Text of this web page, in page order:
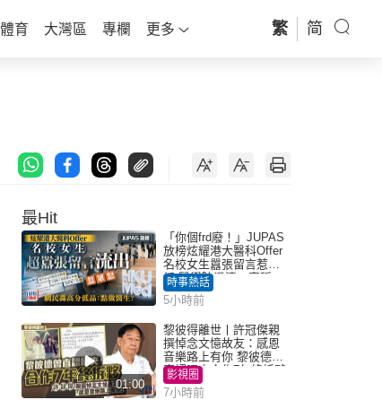
體育 大灣區 專欄 更多 繁 简
最Hit
「你個frd廢！」JUPAS
放榜炫耀港大醫科Offer
名校女生囂張留言惹眾
怒 醫學院澄清：宣稱
「40.5分獲錄取」不符事
實｜Juicy叮
時事熱話
5小時前
01:00
黎彼得離世丨許冠傑親
撰悼念文憶故友：感恩
音樂路上有你 黎彼德曾
直認唔夾合作7年終拆夥
影視圈
7小時前